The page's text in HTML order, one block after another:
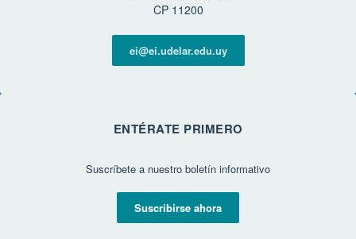
CP 11200
ei@ei.udelar.edu.uy
ENTÉRATE PRIMERO
Suscríbete a nuestro boletín informativo
Suscribirse ahora